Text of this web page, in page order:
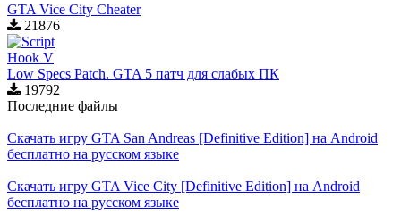
GTA Vice City Cheater
21876
Low Specs Patch. GTA 5 патч для слабых ПК
19792
Последние файлы
Скачать игру GTA San Andreas [Definitive Edition] на Android
бесплатно на русском языке
Скачать игру GTA Vice City [Definitive Edition] на Android
бесплатно на русском языке